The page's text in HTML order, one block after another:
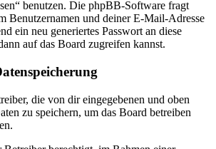
benutzen. Die phpBB-Software fragt
Benutzernamen und deiner E-Mail-Adresse
ein neu generiertes Passwort an diese
auf das Board zugreifen kannst.
die von dir eingegebenen und oben
zu speichern, um das Board betreiben